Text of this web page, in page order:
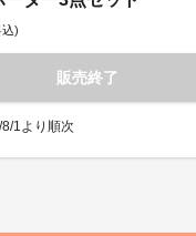
)
販売終了
1より順次